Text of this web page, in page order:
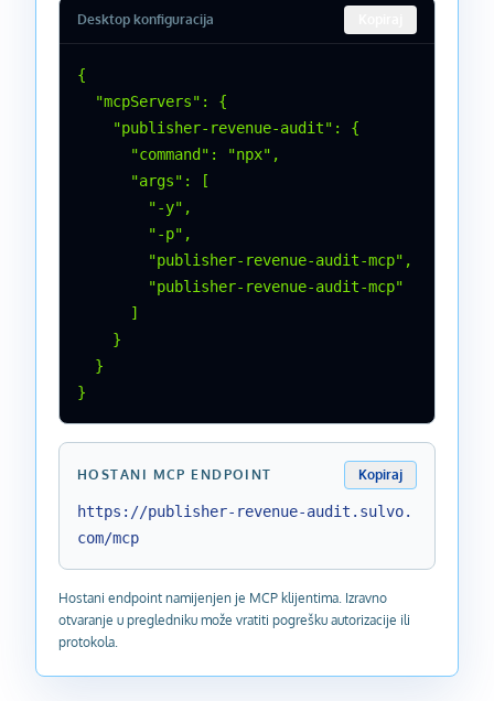
Desktop konfiguracija
{
  "mcpServers": {
    "publisher-revenue-audit": {
      "command": "npx",
      "args": [
        "-y",
        "-p",
        "publisher-revenue-audit-mcp",
        "publisher-revenue-audit-mcp"
      ]
    }
  }
}
HOSTANI MCP ENDPOINT Kopiraj
https://publisher-revenue-audit.sulvo.
com/mcp
Hostani endpoint namijenjen je MCP klijentima. Izravno
otvaranje u pregledniku može vratiti pogrešku autorizacije ili
protokola.